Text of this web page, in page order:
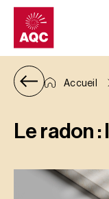
Panneau de gestion
Accueil
Le radon